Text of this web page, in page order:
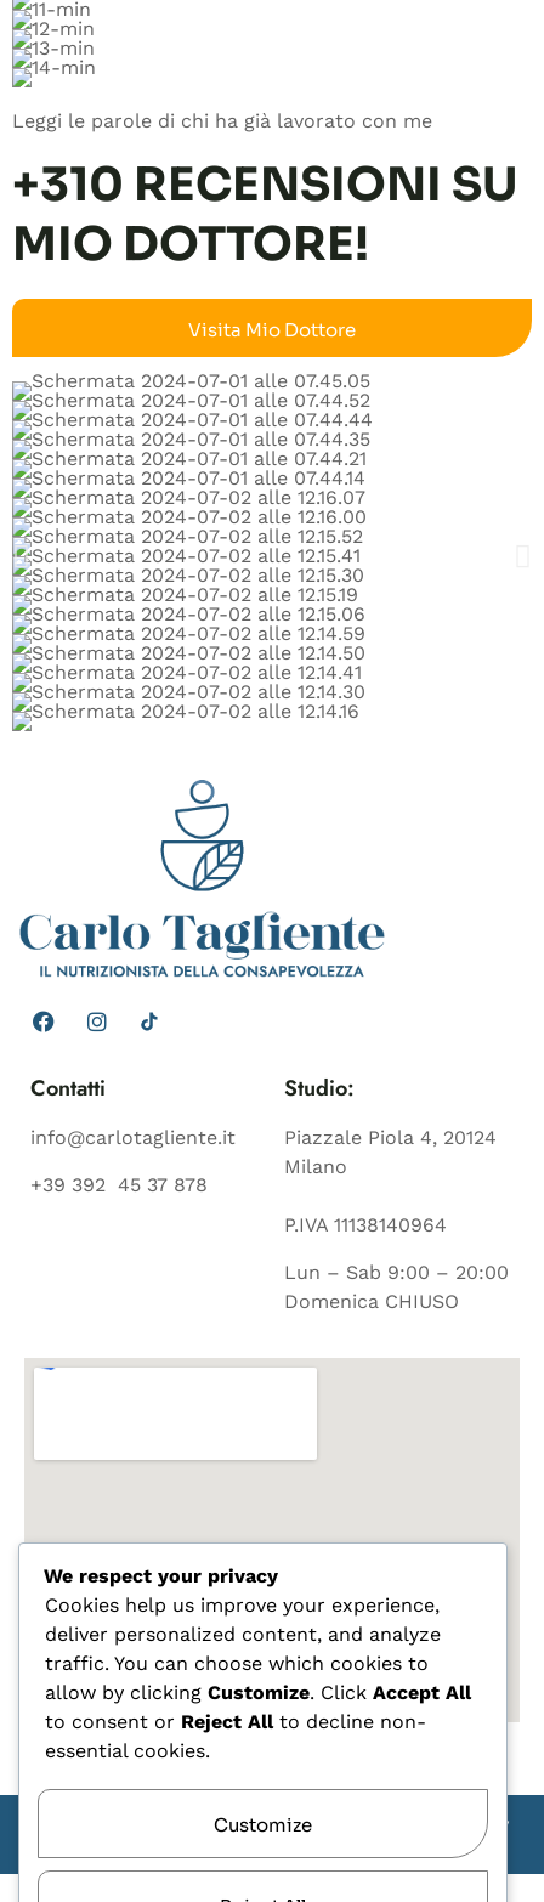
Leggi le parole di chi ha già lavorato con me
+310 RECENSIONI SU
MIO DOTTORE!
Visita Mio Dottore
Contatti
info@carlotagliente.it
+39 392 45 37 878
Studio:
Piazzale Piola 4, 20124
Milano
P.IVA 11138140964
Lun – Sab 9:00 – 20:00
Domenica CHIUSO
Copyright Carlo Tagliente 2025 - Designe By ANDJ CREW
We respect your privacy
Cookies help us improve your experience,
deliver personalized content, and analyze
traffic. You can choose which cookies to
allow by clicking Customize. Click Accept All
to consent or Reject Allto decline non-
essential cookies.
Customize